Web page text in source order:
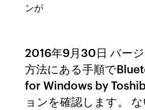
ンが
2016年9月30日 バー
方法にある手順で
for Windows by
ョンを確認します。